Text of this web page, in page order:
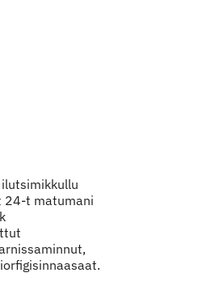
24-t matumani